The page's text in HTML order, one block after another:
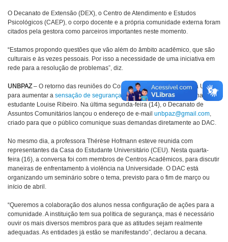
O Decanato de Extensão (DEX), o Centro de Atendimento e Estudos
Psicológicos (CAEP), o corpo docente e a própria comunidade externa foram
citados pela gestora como parceiros importantes neste momento.
“Estamos propondo questões que vão além do âmbito acadêmico, que são
culturais e às vezes pessoais. Por isso a necessidade de uma iniciativa em
rede para a resolução de problemas”, diz.
UNBPAZ– O retorno das reuniões do Conseg faz parte das ações da UnB
para aumentar a sensação de segurança nos campi, após o assassinato da
estudante Louise Ribeiro. Na última segunda-feira (14), o Decanato de
Assuntos Comunitários lançou o endereço de e-mail unbpaz@gmail.com,
criado para que o público comunique suas demandas diretamente ao DAC.
No mesmo dia, a professora Thérèse Hofmann esteve reunida com
representantes da Casa do Estudante Universitário (CEU). Nesta quarta-
feira (16), a conversa foi com membros de Centros Acadêmicos, para discutir
maneiras de enfrentamento à violência na Universidade. O DAC está
organizando um seminário sobre o tema, previsto para o fim de março ou
início de abril.
“Queremos a colaboração dos alunos nessa configuração de ações para a
comunidade. A instituição tem sua política de segurança, mas é necessário
ouvir os mais diversos membros para que as atitudes sejam realmente
adequadas. As entidades já estão se manifestando”, declarou a decana.